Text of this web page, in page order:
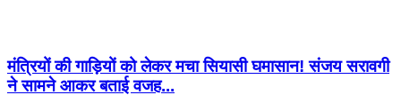
मंत्रियों की गाड़ियों को लेकर मचा सियासी घमासान! संजय सरावगी
ने सामने आकर बताई वजह...